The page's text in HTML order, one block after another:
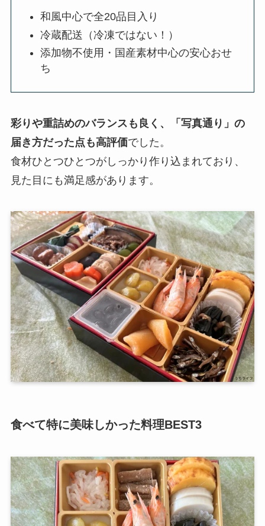
和風中心で全20品目入り
冷蔵配送（冷凍ではない！）
添加物不使用・国産素材中心の安心おせ
ち
彩りや重詰めのバランスも良く、「写真通り」の
届き方だった点も高評価でした。
食材ひとつひとつがしっかり作り込まれており、
見た目にも満足感があります。
食べて特に美味しかった料理BEST3